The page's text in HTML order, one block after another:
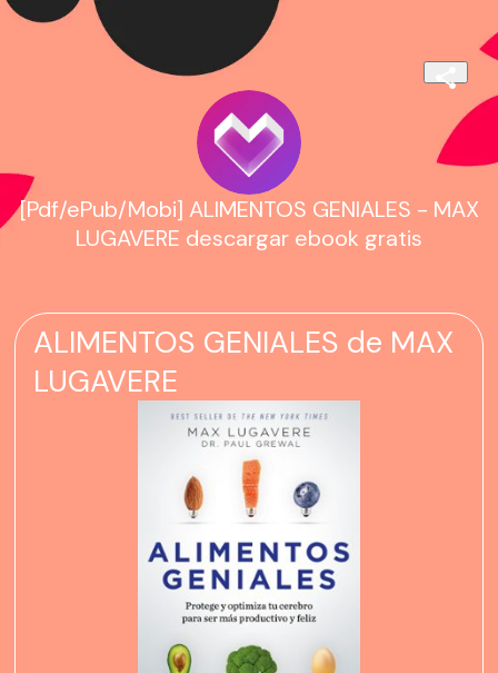
[Pdf/ePub/Mobi] ALIMENTOS GENIALES - MAX
LUGAVERE descargar ebook gratis
ALIMENTOS GENIALES de MAX
LUGAVERE